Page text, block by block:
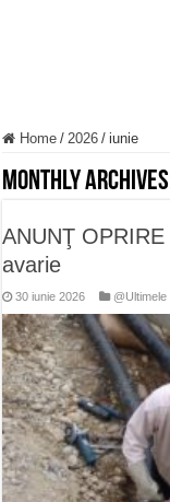
Home / 2026 / iunie
Monthly
ANUNŢ
avarie
30 iunie 2026